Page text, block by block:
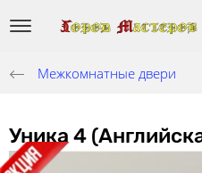
Межкомнатные двери
Уника 4